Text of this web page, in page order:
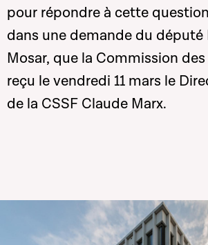
pour répondre à cette
dans une demande du député
Mosar, que la Commission
reçu le vendredi 11 mars le
de la CSSF Claude Marx.